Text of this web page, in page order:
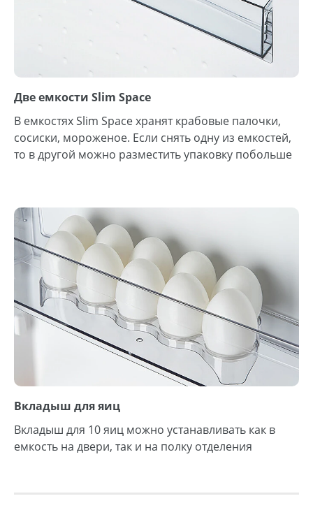
Две емкости Slim Space
В емкостях Slim Space хранят крабовые палочки,
сосиски, мороженое. Если снять одну из емкостей,
то в другой можно разместить упаковку побольше
Вкладыш для яиц
Вкладыш для 10 яиц можно устанавливать как в
емкость на двери, так и на полку отделения